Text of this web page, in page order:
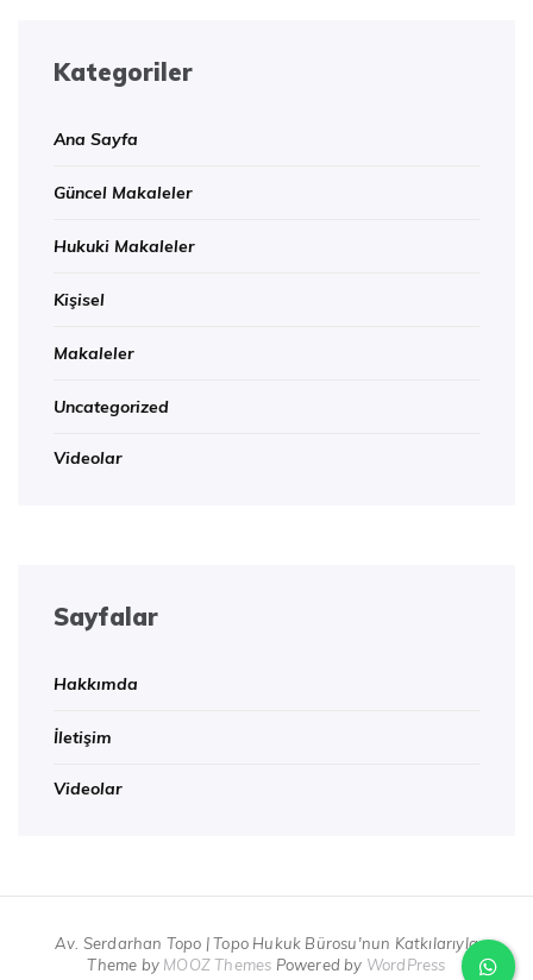
Kategoriler
Ana Sayfa
Güncel Makaleler
Hukuki Makaleler
Kişisel
Makaleler
Uncategorized
Videolar
Sayfalar
Hakkımda
İletişim
Videolar
Av. Serdarhan Topo | Topo Hukuk Bürosu'nun Katkılarıyla
Theme by MOOZ Themes Powered by WordPress